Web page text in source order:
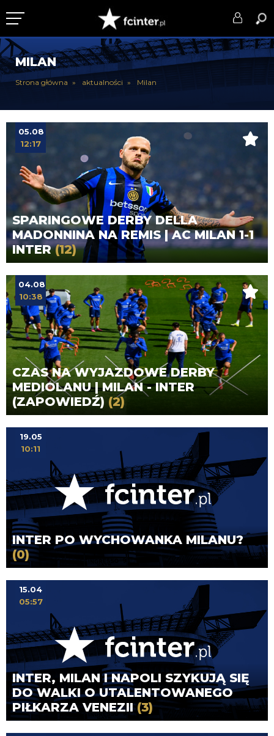
KLUB
DRUŻYNA
PUCHARY
DLA TIFOSICH
SERWIS
MILAN
Strona główna aktualności Milan
SPARINGOWE DERBY DELLA
MADONNINA NA REMIS | AC MILAN 1-1
INTER(12)
05.08
12:17
CZAS NA WYJAZDOWE DERBY
MEDIOLANU | MILAN - INTER
(ZAPOWIEDŹ) (2)
04.08
10:38
INTER PO WYCHOWANKA MILANU?
(0)
19.05
10:11
INTER, MILAN I NAPOLI SZYKUJĄ SIĘ
DO WALKI O UTALENTOWANEGO
PIŁKARZA VENEZII(3)
15.04
05:57